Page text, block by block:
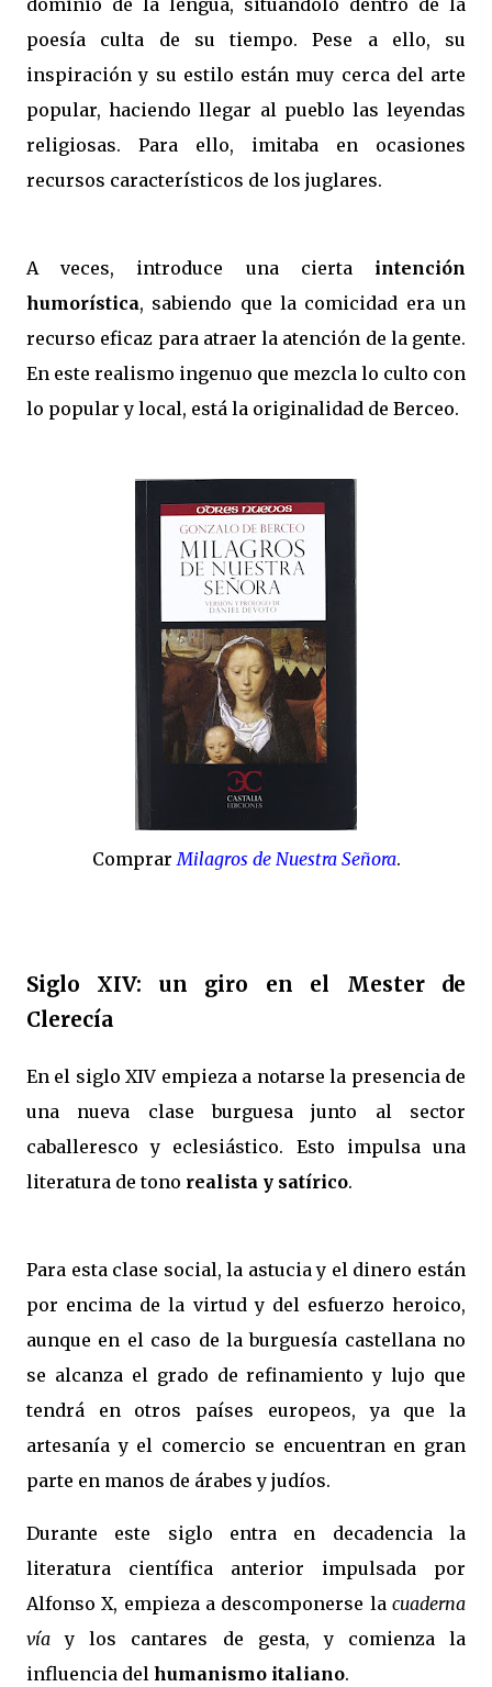
dominio de la lengua, situándolo dentro de la
poesía culta de su tiempo. Pese a ello, su
inspiración y su estilo están muy cerca del arte
popular, haciendo llegar al pueblo las leyendas
religiosas. Para ello, imitaba en ocasiones
recursos característicos de los juglares.
A veces, introduce una cierta intención
humorística, sabiendo que la comicidad era un
recurso eficaz para atraer la atención de la gente.
En este realismo ingenuo que mezcla lo culto con
lo popular y local, está la originalidad de Berceo.
ComprarMilagros de Nuestra Señora.
Siglo XIV: un giro en el Mester de
Clerecía
En el siglo XIV empieza a notarse la presencia de
una nueva clase burguesa junto al sector
caballeresco y eclesiástico. Esto impulsa una
literatura de tono realista y satírico.
Para esta clase social, la astucia y el dinero están
por encima de la virtud y del esfuerzo heroico,
aunque en el caso de la burguesía castellana no
se alcanza el grado de refinamiento y lujo que
tendrá en otros países europeos, ya que la
artesanía y el comercio se encuentran en gran
parte en manos de árabes y judíos.
Durante este siglo entra en decadencia la
literatura científica anterior impulsada por
Alfonso X, empieza a descomponerse la cuaderna
vía y los cantares de gesta, y comienza la
influencia del humanismo italiano.